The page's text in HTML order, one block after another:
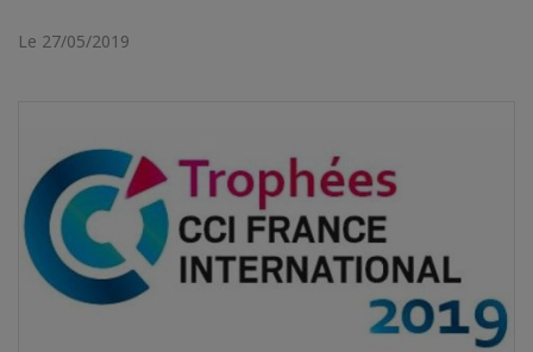
Le 27/05/2019